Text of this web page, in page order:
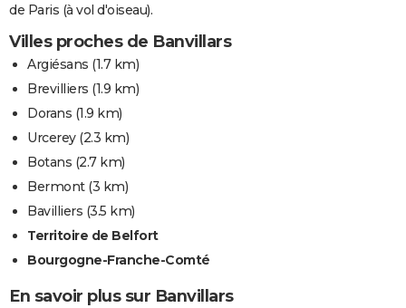
de Paris (à vol d'oiseau).
Villes proches de Banvillars
Argiésans (1.7 km)
Brevilliers (1.9 km)
Dorans (1.9 km)
Urcerey(2.3 km)
Botans (2.7 km)
Bermont(3 km)
Bavilliers (3.5 km)
Territoire de Belfort
Bourgogne-Franche-Comté
En savoir plus sur Banvillars